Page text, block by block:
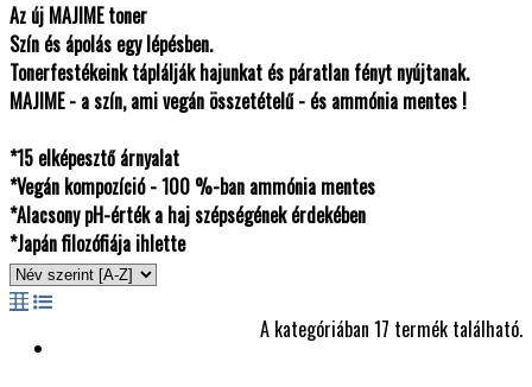
Az új MAJIME toner
Szín és ápolás egy lépésben.
Tonerfestékeink táplálják hajunkat és páratlan fényt nyújtanak.
MAJIME - a szín, ami vegán összetételű - és ammónia mentes !
*15 elképesztő árnyalat
*Vegán kompozíció - 100 %-ban ammónia mentes
*Alacsony pH-érték a haj szépségének érdekében
*Japán filozófiája ihlette
A kategóriában 17 termék található.